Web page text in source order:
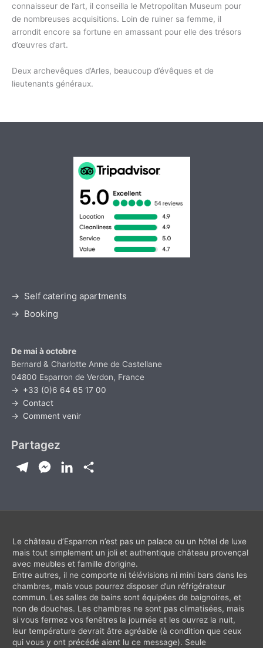
connaisseur de l’art, il conseilla le Metropolitan Museum pour
de nombreuses acquisitions. Loin de ruiner sa femme, il
arrondit encore sa fortune en amassant pour elle des trésors
d’œuvres d’art.
Deux archevêques d’Arles, beaucoup d’évêques et de
lieutenants généraux.
Self catering apartments
Booking
De mai à octobre
Bernard & Charlotte Anne de Castellane
04800 Esparron de Verdon, France
+33 (0)6 64 65 17 00
Contact
Comment venir
Partagez
g
r
a
m
M
e
n
g
e
r
e
d
I
n
a
g
e
r
Le château d’Esparron n’est pas un palace ou un hôtel de luxe
mais tout simplement un joli et authentique château provençal
avec meubles et famille d’origine.
Entre autres, il ne comporte ni télévisions ni mini bars dans les
chambres, mais vous pourrez disposer d’un réfrigérateur
commun. Les salles de bains sont équipées de baignoires, et
non de douches. Les chambres ne sont pas climatisées, mais
si vous fermez vos fenêtres la journée et les ouvrez la nuit,
leur température devrait âtre agréable (à condition que ceux
qui vous y ont précédé aient lu ce message). Seule